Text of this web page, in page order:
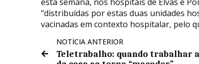
“distribuídas por estas duas unidades
vacinadas em contexto hospitalar, pelo
NOTÍCIA ANTERIOR
Teletrabalho: quando trabalhar